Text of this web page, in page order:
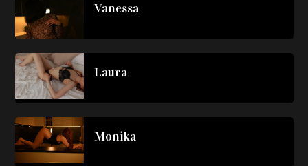
Vanessa
Laura
Monika